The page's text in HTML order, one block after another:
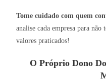
Tome cuidado com quem
analise cada empresa para
valores praticados!
O Próprio Dono